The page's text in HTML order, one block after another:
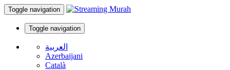
Toggle navigation
Toggle navigation
العربية
Azerbaijani
Català